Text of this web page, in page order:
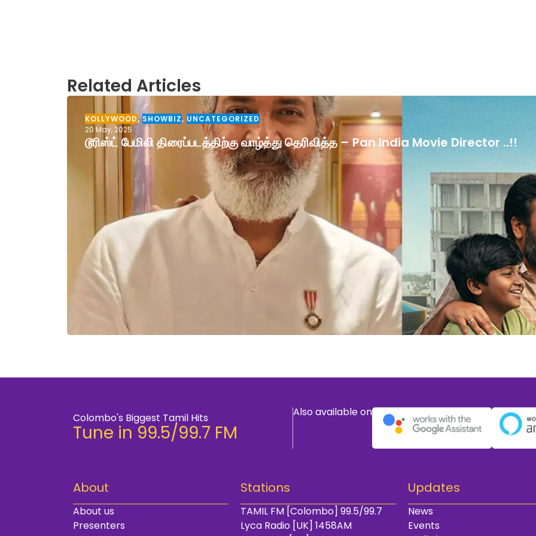
Related Articles
KOLLYWOOD,SHOWBIZ, UNCATEGORIZED
20 May, 2025
டூரிஸ்ட் பேமிலி திரைப்படத்திற்கு வாழ்த்து தெரிவித்த – Pan India Movie Director ..!!
Colombo's Biggest Tamil Hits
Tune in 99.5/99.7 FM
Also available on
About
About us
Presenters
Stations
TAMIL FM [Colombo] 99.5/99.7
Lyca Radio [UK] 1458AM
Updates
News
Events